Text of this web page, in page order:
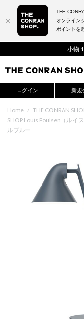
小物
ログイン 新規
Home / THE CONRAN
SHOP Louis Poulsen（ルイ
ルブルー
THE
オンライン
ポイントを